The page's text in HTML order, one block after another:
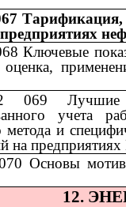
​​Ключевые
оценка,
069
Лучшие
учета
метода и
на предприятиях
​​Основы
12.